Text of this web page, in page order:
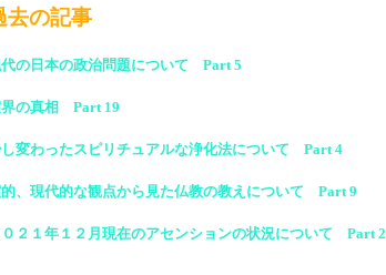
去の記事
の日本の政治問題について Part 5
界の真相 Part 19
変わったスピリチュアルな浄化法について Part 4
、現代的な観点から見た仏教の教えについて Part 9
０２１年１２月現在のアセンションの状況について Part 2